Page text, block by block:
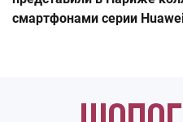
смартфонами серии